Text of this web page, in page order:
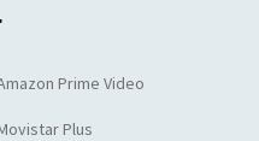
Prime Video
Plus